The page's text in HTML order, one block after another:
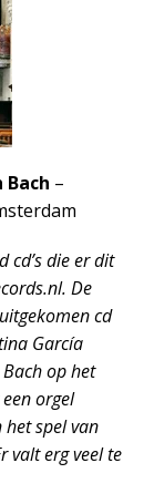
Bach –
cd’s die er dit
De
cd
García
op het
orgel
spel van
valt erg veel te